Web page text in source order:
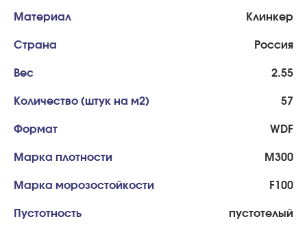
Материал Клинкер
Страна Россия
Вес 2.55
Количество (штук на м2) 57
Формат WDF
Марка плотности М300
Марка морозостойкости F100
Пустотность пустотелый